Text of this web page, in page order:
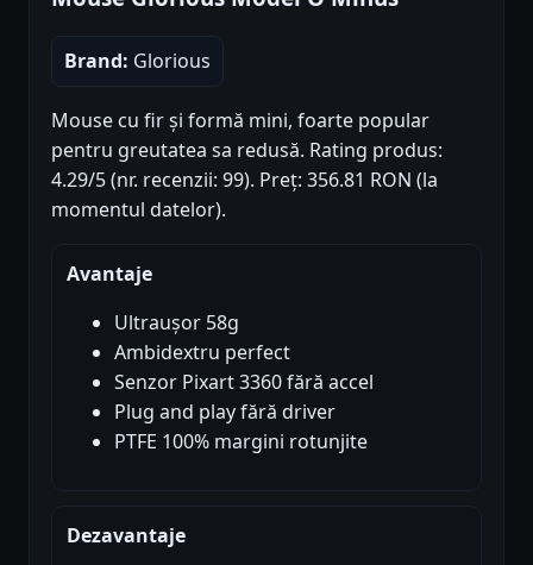
Brand: Glorious
Mouse cu fir și formă mini, foarte popular
pentru greutatea sa redusă. Rating produs:
4.29/5 (nr. recenzii: 99). Preț: 356.81 RON (la
momentul datelor).
Avantaje
Ultraușor 58g
Ambidextru perfect
Senzor Pixart 3360 fără accel
Plug and play fără driver
PTFE 100% margini rotunjite
Dezavantaje